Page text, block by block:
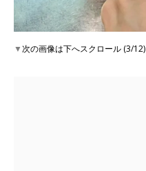
▼次の画像は下へスクロール (3/12)